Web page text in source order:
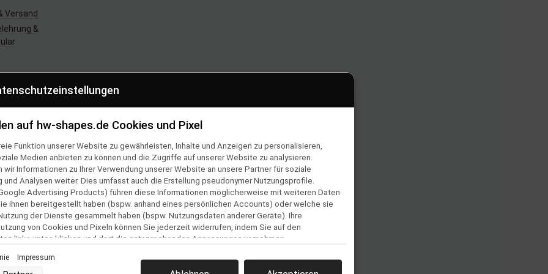
Versand
&
und
E-Mail
auf hw-shapes.de Cookies und Pixel
Funktion unserer Website zu gewährleisten, Inhalte und Anzeigen zu personalisieren,
Medien anbieten zu können und die Zugriffe auf unserer Website zu analysieren.
Informationen zu Ihrer Verwendung unserer Website an unsere Partner für soziale
und Analysen weiter. Dies umfasst auch die Erstellung pseudonymer Nutzungsprofile.
Advertising Products) führen diese Informationen möglicherweise mit weiteren Daten
ihnen bereitgestellt haben (bspw. anhand eines persönlichen Accounts) oder welche sie
der Dienste gesammelt haben (bspw. Nutzungsdaten anderer Geräte). Ihre
von Cookies und Pixeln können Sie jederzeit widerrufen, indem Sie auf den
links unten klicken und dort die entsprechenden Anpassungen vornehmen.
durch unsere Partner:
Impressum